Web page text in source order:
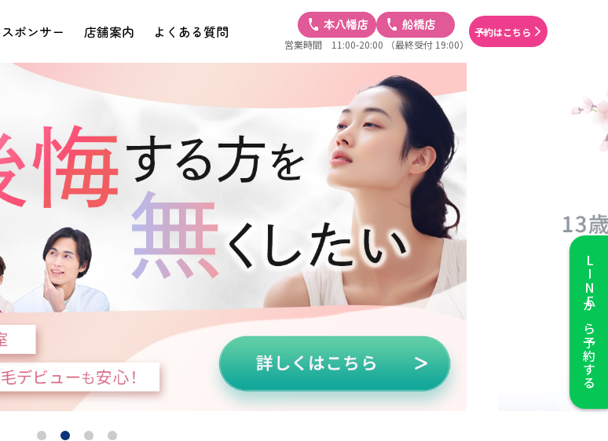
スポンサー 店舗案内 よくある質問
営業時間 11:00-20:00 （最終受付 19:00）
予約はこちら
LINE
から予約する